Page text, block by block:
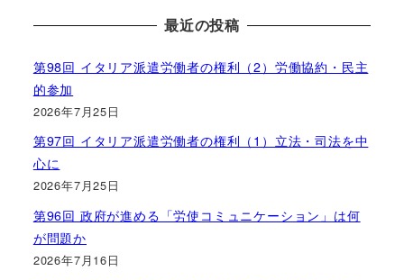
最近の投稿
第98回 イタリア派遣労働者の権利（2）労働協約・民主
的参加
2026年7月25日
第97回 イタリア派遣労働者の権利（1）立法・司法を中
心に
2026年7月25日
第96回 政府が進める「労使コミュニケーション」は何
が問題か
2026年7月16日